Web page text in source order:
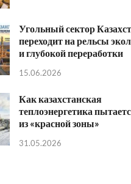
Угольный сектор
переходит на рельсы
и глубокой переработки
15.06.2026
Как казахстанская
теплоэнергетика
из «красной зоны»
31.05.2026